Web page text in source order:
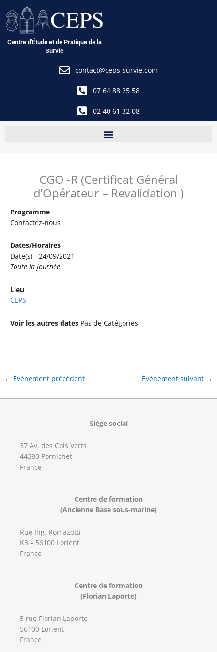
au
contenu
Centre d'Étude et de Pratique de la
Survie
contact@ceps-survie.com
07 64 88 25 58
02 40 61 32 08
CGO -R (Certificat Général
d’Opérateur – Revalidation )
Programme
Contactez-nous
Dates/Horaires
Date(s) - 24/09/2021
Toute la journée
Lieu
CEPS
Voir les autres dates Pas de Catégories
← Évènement précédent Évènement suivant →
Siège social
37 Av. des Cols Verts
44380 Pornichet
France
Centre de formation
(Ancienne Base sous-marine)
Rue Ing. Romazotti
K3 – 56100 Lorient
France
Centre de formation
(Florian Laporte)
5 rue Florian Laporte
56100 Lorient
France